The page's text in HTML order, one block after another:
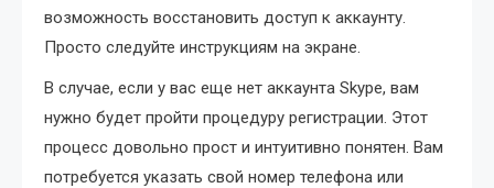
возможность восстановить доступ к аккаунту.
Просто следуйте инструкциям на экране.
В случае, если у вас еще нет аккаунта Skype, вам
нужно будет пройти процедуру регистрации. Этот
процесс довольно прост и интуитивно понятен. Вам
потребуется указать свой номер телефона или